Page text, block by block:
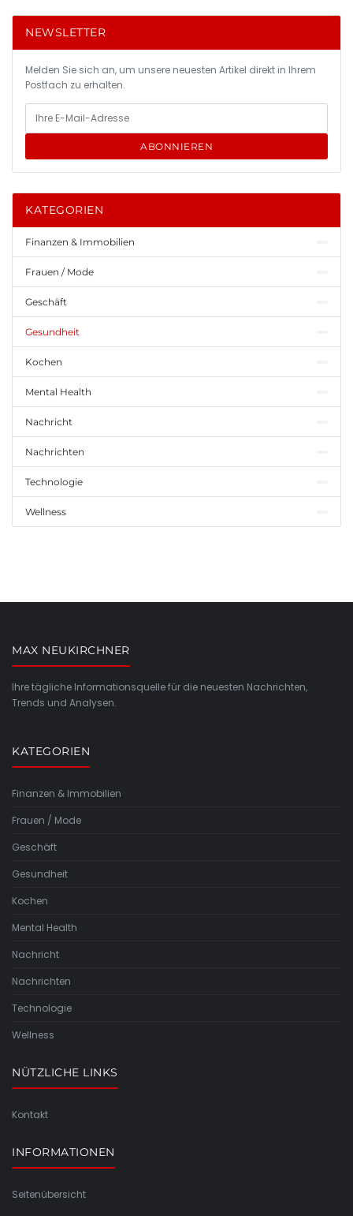
NEWSLETTER
Melden Sie sich an, um unsere neuesten Artikel direkt in Ihrem
Postfach zu erhalten.
ABONNIEREN
KATEGORIEN
Finanzen & Immobilien
Frauen / Mode
Geschäft
Gesundheit
Kochen
Mental Health
Nachricht
Nachrichten
Technologie
Wellness
MAX NEUKIRCHNER
Ihre tägliche Informationsquelle für die neuesten Nachrichten,
Trends und Analysen.
KATEGORIEN
Finanzen & Immobilien
Frauen / Mode
Geschäft
Gesundheit
Kochen
Mental Health
Nachricht
Nachrichten
Technologie
Wellness
NÜTZLICHE LINKS
Kontakt
INFORMATIONEN
Seitenübersicht